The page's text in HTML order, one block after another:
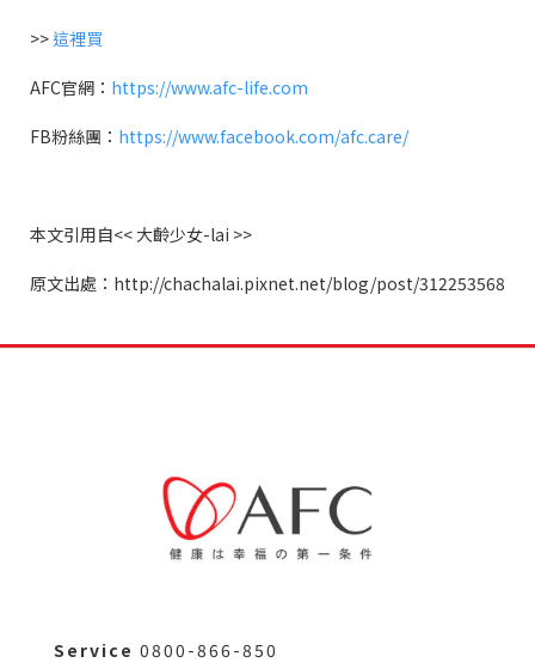
>>這裡買
AFC官網： https://www.afc-life.com
FB粉絲團： https://www.facebook.com/afc.care/
本文引用自<< 大齡少女-lai >>
原文出處：http://chachalai.pixnet.net/blog/post/312253568
Service 0800-866-850